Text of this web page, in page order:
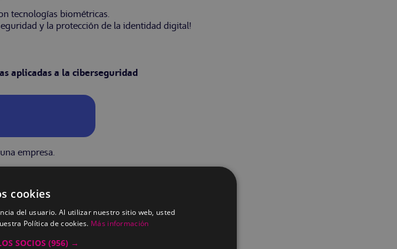
tecnologías biométricas.
y la protección de la identidad digital!
aplicadas a la ciberseguridad
empresa.
cookies
del usuario. Al utilizar nuestro sitio web, usted
Política de cookies. Más información
SOCIOS (956) →